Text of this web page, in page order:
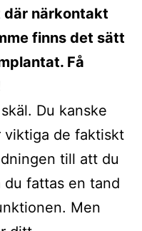
där närkontakt
finns det sätt
Få
Du kanske
viktiga de faktiskt
till att du
fattas en tand
Men